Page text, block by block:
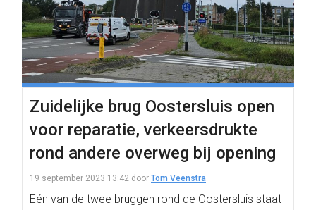
Zuidelijke brug Oostersluis open
voor reparatie, verkeersdrukte
rond andere overweg bij opening
19 september 2023 13:42 door Tom Veenstra
Eén van de twee bruggen rond de Oostersluis staat